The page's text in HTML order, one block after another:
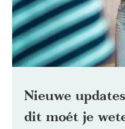
Nieuwe
dit moét je